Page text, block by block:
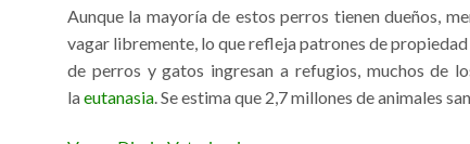
Aunque la mayoría de estos perros tienen dueños,
vagar libremente, lo que refleja patrones de
de perros y gatos ingresan a refugios, muchos de
laeutanasia. Se estima que 2,7 millones de animales